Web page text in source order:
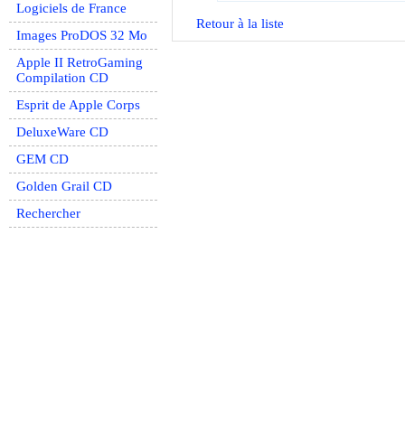
Logiciels de France
Images ProDOS 32 Mo
Apple II RetroGaming
Compilation CD
Esprit de Apple Corps
DeluxeWare CD
GEM CD
Golden Grail CD
Rechercher
Retour à la liste